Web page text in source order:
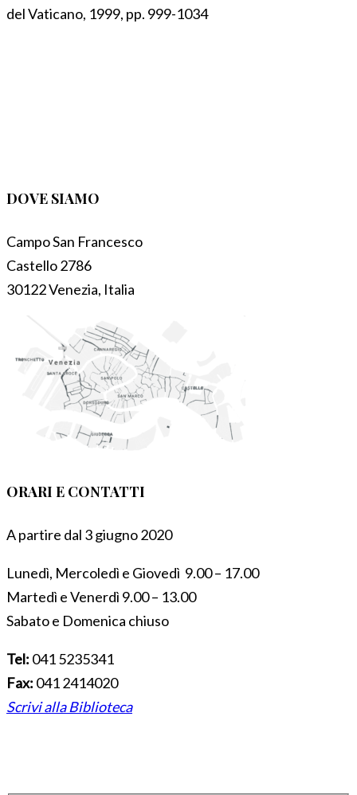
del Vaticano, 1999, pp. 999-1034
DOVE SIAMO
Campo San Francesco
Castello 2786
30122 Venezia, Italia
ORARI E CONTATTI
A partire dal 3 giugno 2020
Lunedì, Mercoledì e Giovedì 9.00 – 17.00
Martedì e Venerdì 9.00 – 13.00
Sabato e Domenica chiuso
Tel: 041 5235341
Fax: 041 2414020
Scrivi alla Biblioteca